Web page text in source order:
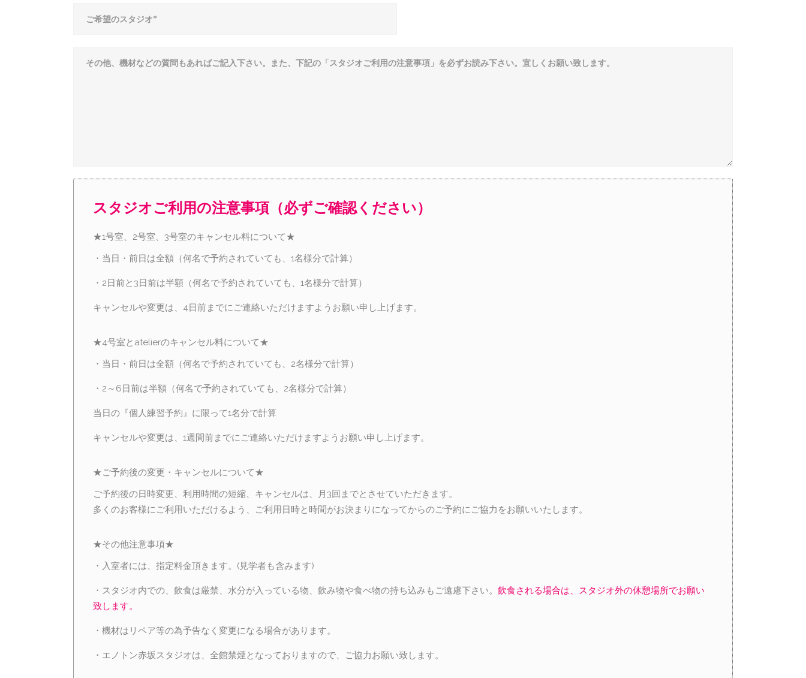
スタジオご利用の注意事項（必ずご確認ください）
★1号室、2号室、3号室のキャンセル料について★
・当日・前日は全額（何名で予約されていても、1名様分で計算）
・2日前と3日前は半額（何名で予約されていても、1名様分で計算）
キャンセルや変更は、4日前までにご連絡いただけますようお願い申し上げます。
★4号室とatelierのキャンセル料について★
・当日・前日は全額（何名で予約されていても、2名様分で計算）
・2～6日前は半額（何名で予約されていても、2名様分で計算）
当日の『個人練習予約』に限って1名分で計算
キャンセルや変更は、1週間前までにご連絡いただけますようお願い申し上げます。
★ご予約後の変更・キャンセルについて★
ご予約後の日時変更、利用時間の短縮、キャンセルは、月3回までとさせていただきます。
多くのお客様にご利用いただけるよう、ご利用日時と時間がお決まりになってからのご予約にご協力をお願いいたします。
★その他注意事項★
・入室者には、指定料金頂きます。(見学者も含みます)
・スタジオ内での、飲食は厳禁、水分が入っている物、飲み物や食べ物の持ち込みもご遠慮下さい。 飲食される場合は、スタジオ外の休憩場所でお願い
致します。
・機材はリペア等の為予告なく変更になる場合があります。
・エノトン赤坂スタジオは、全館禁煙となっておりますので、ご協力お願い致します。